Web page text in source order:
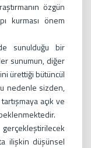
özgün
kurması önem
sunulduğu bir
sunumun, diğer
ürettiği bütüncül
nedenle sizden,
açık ve
ilişkin düşünsel